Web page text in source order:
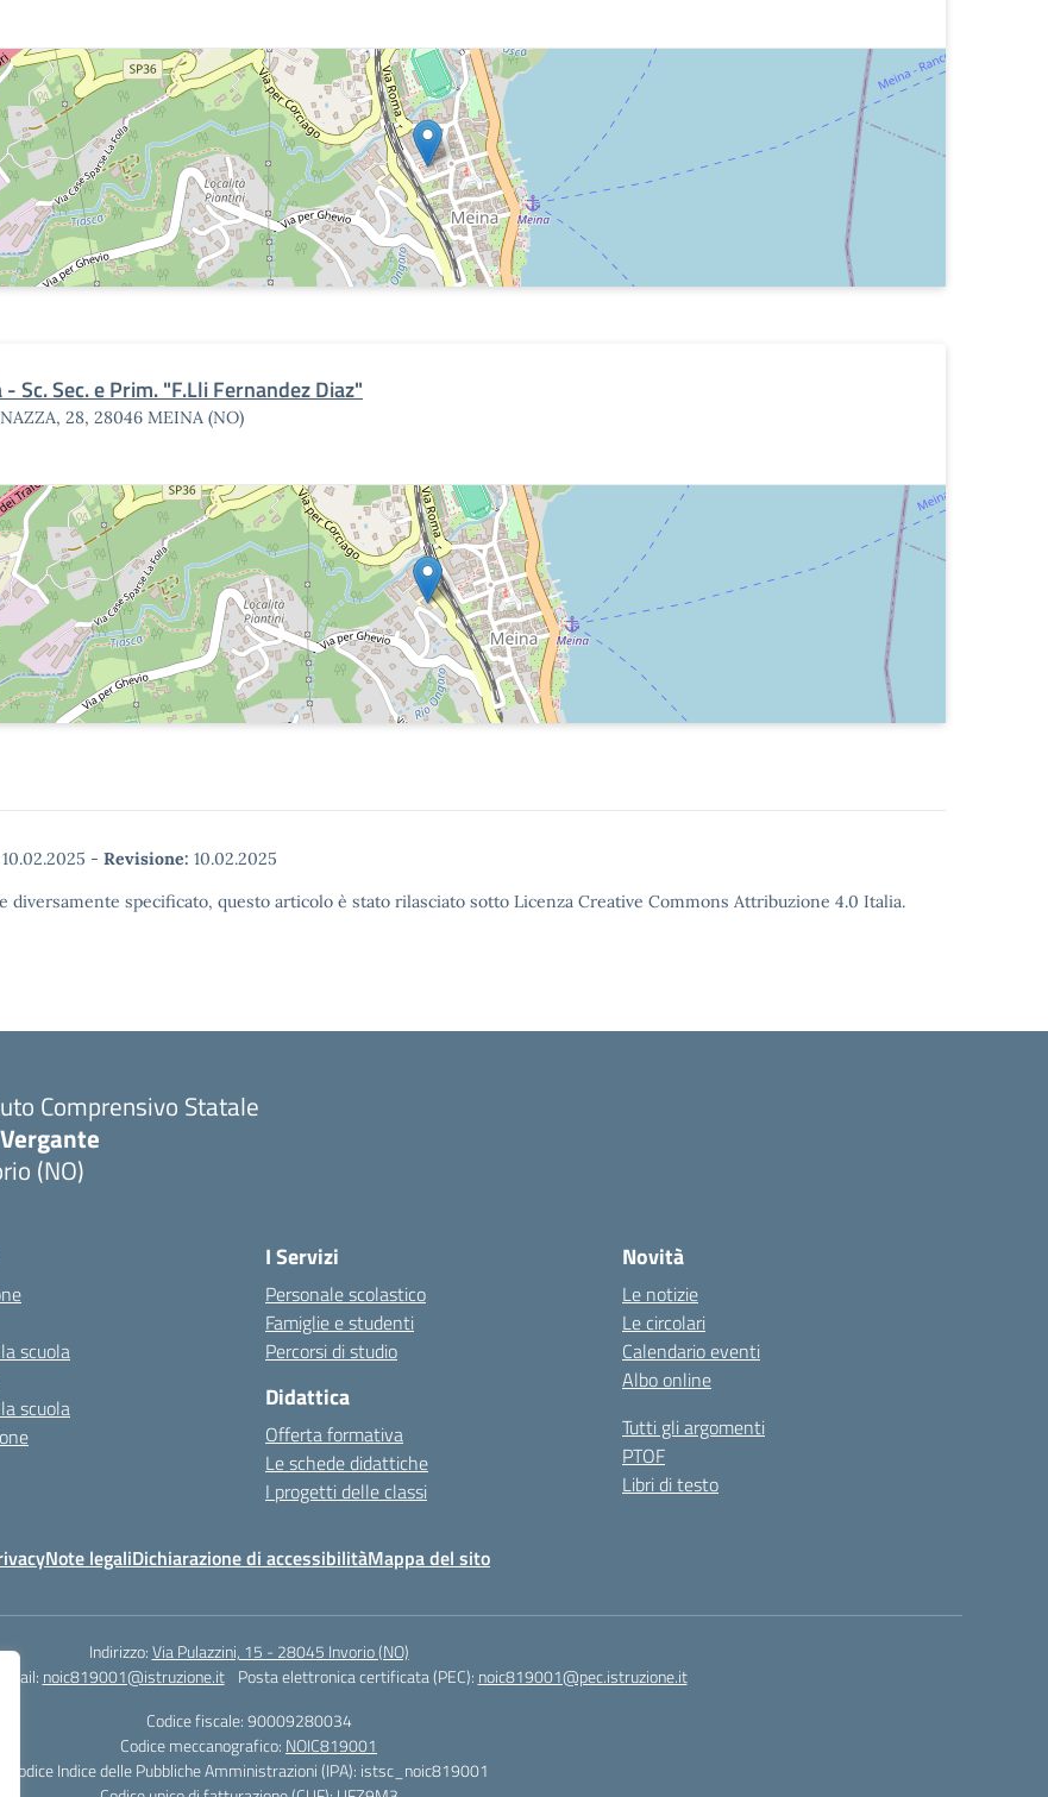
- Sc. Sec. e Prim. "F.Lli Fernandez Diaz"
28, 28046 MEINA (NO)
10.02.2025 - Revisione: 10.02.2025
diversamente specificato, questo articolo è stato rilasciato sotto Licenza Creative Commons Attribuzione 4.0 Italia.
Comprensivo Statale
(NO)
scuola
scuola
I Servizi
Personale scolastico
Famiglie e studenti
Percorsi di studio
Didattica
Offerta formativa
Le schede didattiche
I progetti delle classi
Novità
Le notizie
Le circolari
Calendario eventi
Albo online
Tutti gli argomenti
PTOF
Libri di testo
Note legaliDichiarazione di accessibilitàMappa del sito
Indirizzo:Via Pulazzini, 15 - 28045 Invorio (NO)
Email: noic819001@istruzione.it Posta elettronica certificata (PEC): noic819001@pec.istruzione.it
Codice fiscale: 90009280034
Codice meccanografico: NOIC819001
Codice Indice delle Pubbliche Amministrazioni (IPA): istsc_noic819001